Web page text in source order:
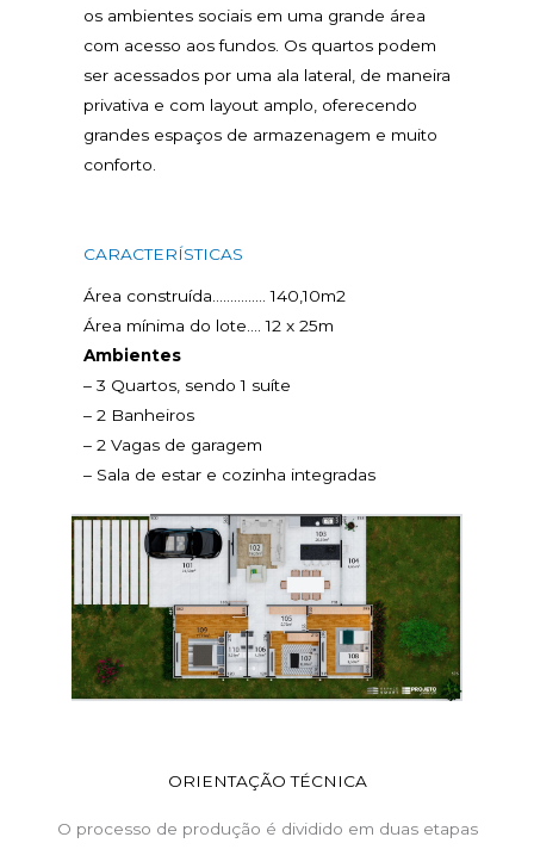
os ambientes sociais em uma grande área
com acesso aos fundos. Os quartos podem
ser acessados por uma ala lateral, de maneira
privativa e com layout amplo, oferecendo
grandes espaços de armazenagem e muito
conforto.
CARACTERÍSTICAS
Área construída…………… 140,10m2
Área mínima do lote…. 12 x 25m
Ambientes
– 3 Quartos, sendo 1 suíte
– 2 Banheiros
– 2 Vagas de garagem
– Sala de estar e cozinha integradas
ORIENTAÇÃO TÉCNICA
O processo de produção é dividido em duas etapas